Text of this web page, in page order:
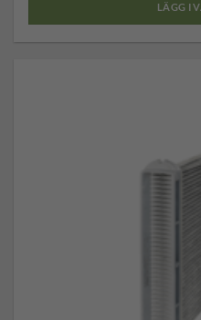
LÄGG I